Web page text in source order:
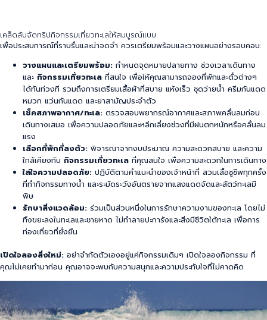
เคล็ดลับจัดทริปกิจกรรมเที่ยวทะเลให้สมบูรณ์แบบ
เพื่อประสบการณ์ที่ราบรื่นและน่าจดจำ ควรเตรียมพร้อมและวางแผนอย่างรอบคอบ:
วางแผนและเตรียมพร้อม: กำหนดจุดหมายปลายทาง ช่วงเวลาเดินทาง
และกิจกรรมเที่ยวทะเล ที่สนใจ เพื่อให้คุณสามารถจองที่พักและตั๋วต่างๆ
ได้ทันท่วงที รวมถึงการเตรียมเสื้อผ้าที่สบาย แห้งเร็ว ชุดว่ายน้ำ ครีมกันแดด
หมวก แว่นกันแดด และยาสามัญประจำตัว
เช็คสภาพอากาศ/ทะเล: ตรวจสอบพยากรณ์อากาศและสภาพคลื่นลมก่อน
เดินทางเสมอ เพื่อความปลอดภัยและหลีกเลี่ยงช่วงที่มีฝนตกหนักหรือคลื่นลม
แรง
เลือกที่พักที่ลงตัว: พิจารณาจากงบประมาณ ความสะดวกสบาย และความ
ใกล้เคียงกับกิจกรรมเที่ยวทะเล ที่คุณสนใจ เพื่อความสะดวกในการเดินทาง
ใส่ใจความปลอดภัย: ปฏิบัติตามคำแนะนำของเจ้าหน้าที่ สวมเสื้อชูชีพทุกครั้ง
ที่ทำกิจกรรมทางน้ำ และระมัดระวังอันตรายจากแสงแดดจัดและสัตว์ทะเลมี
พิษ
รักษาสิ่งแวดล้อม: ร่วมเป็นส่วนหนึ่งในการรักษาความงามของทะเล โดยไม่
ทิ้งขยะลงในทะเลและชายหาด ไม่ทำลายปะการังและสิ่งมีชีวิตใต้ทะเล เพื่อการ
ท่องเที่ยวที่ยั่งยืน
เปิดใจลองสิ่งใหม่: อย่าจำกัดตัวเองอยู่แค่กิจกรรมเดิมๆ เปิดใจลองกิจกรรม ที่
คุณไม่เคยทำมาก่อน คุณอาจจะพบกับความสนุกและความประทับใจที่ไม่คาดคิด